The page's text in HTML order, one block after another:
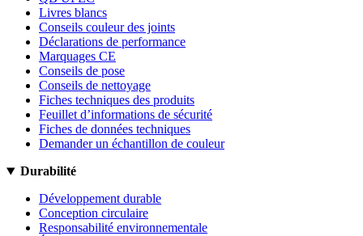
Livres blancs
Conseils couleur des joints
Déclarations de performance
Marquages CE
Conseils de pose
Conseils de nettoyage
Fiches techniques des produits
Feuillet d’informations de sécurité
Fiches de données techniques
Demander un échantillon de couleur
Durabilité
Développement durable
Conception circulaire
Responsabilité environnementale